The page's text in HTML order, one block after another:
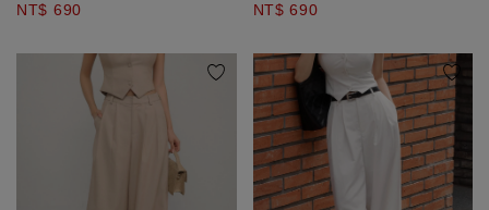
NT$ 690 NT$ 690